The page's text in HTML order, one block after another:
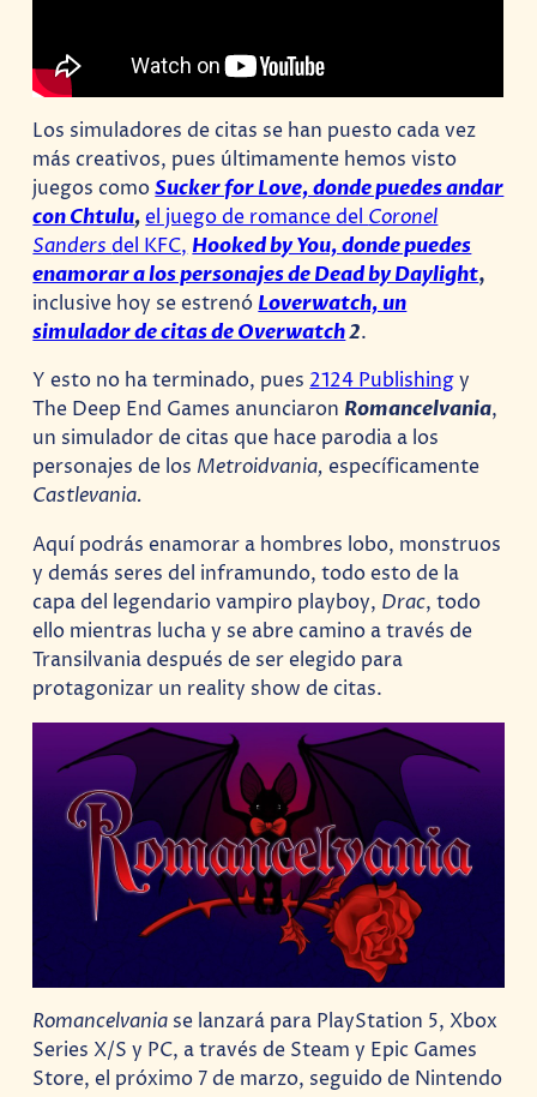
Los simuladores de citas se han puesto cada vez
más creativos, pues últimamente hemos visto
juegos comoSucker for Love, donde puedes andar
con Chtulu,el juego de romance del Coronel
Sandersdel KFC, Hooked by You, donde puedes
enamorar a los personajes de Dead by Daylight,
inclusive hoy se estrenó Loverwatch, un
simulador de citas de Overwatch2.
Y esto no ha terminado, pues2124 Publishingy
The Deep End Games anunciaron Romancelvania,
un simulador de citas que hace parodia a los
personajes de los Metroidvania,específicamente
Castlevania.
Aquí podrás enamorar a hombres lobo, monstruos
y demás seres del inframundo, todo esto de la
capa del legendario vampiro playboy, Drac, todo
ello mientras lucha y se abre camino a través de
Transilvania después de ser elegido para
protagonizar un reality show de citas.
Romancelvania se lanzará para PlayStation 5, Xbox
Series X/S y PC, a través de Steam y Epic Games
Store, el próximo 7 de marzo, seguido de Nintendo